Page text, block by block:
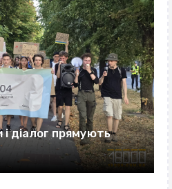
діалог прямують